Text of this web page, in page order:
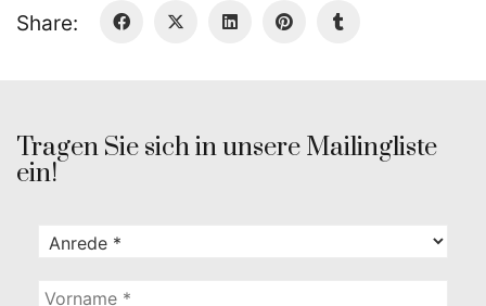
Share:
Tragen Sie sich in unsere Mailingliste
ein!